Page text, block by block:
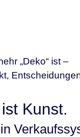
„Deko“ ist –
Kunst.